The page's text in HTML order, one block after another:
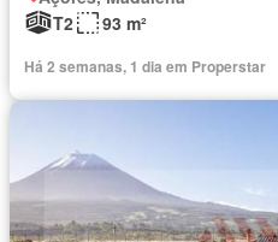
T2
93 m²
Há 2 semanas, 1 dia em Properstar